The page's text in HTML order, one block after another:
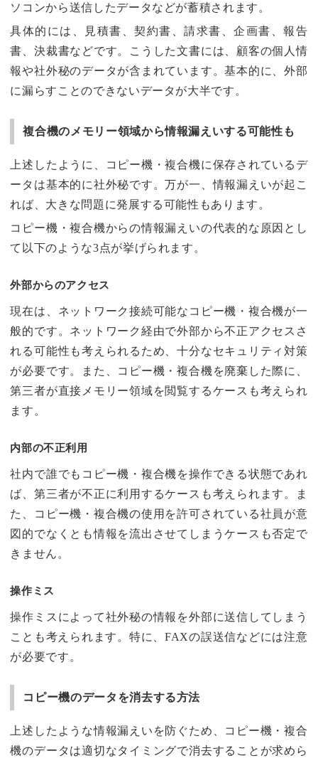
ソコンから送信したデータなどが蓄積されます。
具体的には、見積書、契約書、請求書、企画書、報告
書、決裁書などです。こうした文書には、顧客の個人情
報や社外秘のデータが含まれています。基本的に、外部
に漏らすことのできないデータが大半です。
複合機のメモリー領域から情報漏えいする可能性も
上述したように、コピー機・複合機に保存されているデ
ータは基本的に社外秘です。万が一、情報漏えいが起こ
れば、大きな問題に発展する可能性もあります。
コピー機・複合機からの情報漏えいの代表的な原因とし
て以下のような3点が挙げられます。
外部からのアクセス
現在は、ネットワーク接続可能なコピー機・複合機が一
般的です。ネットワーク経由で外部から不正アクセスさ
れる可能性も考えられるため、十分なセキュリティ対策
が必要です。また、コピー機・複合機を廃棄した際に、
第三者が直接メモリー領域を閲覧するケースも考えられ
ます。
内部の不正利用
社内で誰でもコピー機・複合機を操作できる状態であれ
ば、第三者が不正に利用するケースも考えられます。ま
た、コピー機・複合機の使用を許可されている社員が意
図的でなくとも情報を流出させてしまうケースも否定で
きません。
操作ミス
操作ミスによって社外秘の情報を外部に送信してしまう
ことも考えられます。特に、FAXの誤送信などには注意
が必要です。
コピー機のデータを消去する方法
上述したような情報漏えいを防ぐため、コピー機・複合
機のデータは適切なタイミングで消去することが求めら